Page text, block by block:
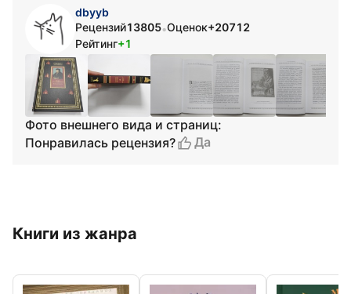
dbyyb
Рецензий13805•Оценок+20712
Рейтинг+1
Фото внешнего вида и страниц:
Понравилась рецензия?
Да
Книги из жанра